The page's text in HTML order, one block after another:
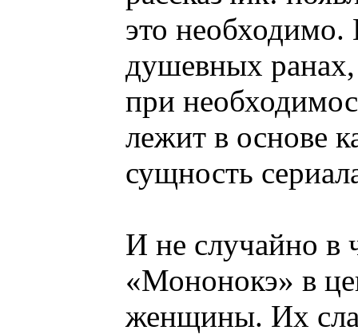
это необходимо.
душевных ранах,
при
лежит в основе
сущность
И не случайно в
«Мононокэ» в
женщины. Их